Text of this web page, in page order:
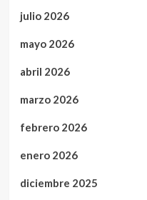
julio 2026
mayo 2026
abril 2026
marzo 2026
febrero 2026
enero 2026
diciembre 2025